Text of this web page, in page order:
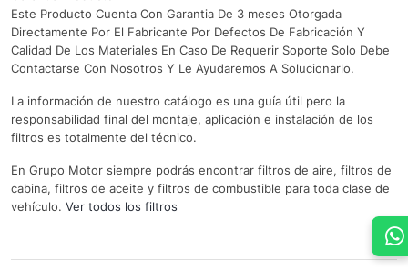
Este Producto Cuenta Con Garantia De 3 meses Otorgada
Directamente Por El Fabricante Por Defectos De Fabricación Y
Calidad De Los Materiales En Caso De Requerir Soporte Solo Debe
Contactarse Con Nosotros Y Le Ayudaremos A Solucionarlo.
La información de nuestro catálogo es una guía útil pero la
responsabilidad final del montaje, aplicación e instalación de los
filtros es totalmente del técnico.
En Grupo Motor siempre podrás encontrar filtros de aire, filtros de
cabina, filtros de aceite y filtros de combustible para toda clase de
vehículo. Ver todos los filtros